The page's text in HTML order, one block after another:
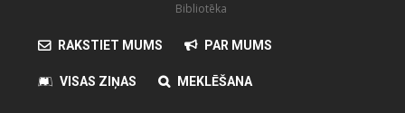
Bibliotēka
RAKSTIET MUMS PAR MUMS
VISAS ZIŅAS MEKLĒŠANA